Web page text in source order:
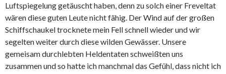
Luftspiegelung getäuscht haben, denn zu solch einer Freveltat
wären diese guten Leute nicht fähig. Der Wind auf der großen
Schiffschaukel trocknete mein Fell schnell wieder und wir
segelten weiter durch diese wilden Gewässer. Unsere
gemeisam durchlebten Heldentaten schweißten uns
zusammen und so hatte ich manchmal das Gefühl, dass nicht ich